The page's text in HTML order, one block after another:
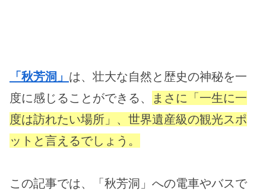
「秋芳洞」 は、壮大な自然と歴史の神秘を一
度に感じることができる、
まさに「一生に一
度は訪れたい場所」、世界遺産級の観光スポ
ットと言えるでしょう。
この記事では、「秋芳洞」への電車やバスで